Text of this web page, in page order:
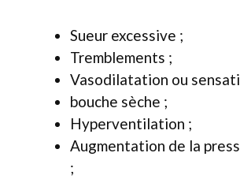
Sueur excessive ;
Tremblements ;
Vasodilatation ou
bouche sèche ;
Hyperventilation ;
Augmentation de la
;